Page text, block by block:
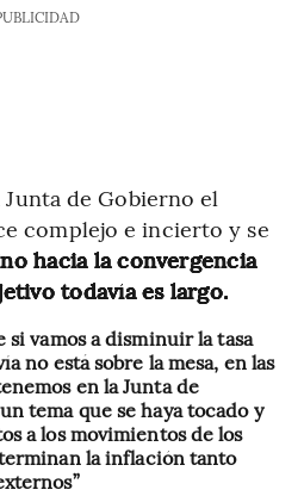
de Gobierno el
complejo e incierto y se
hacia la convergencia
todavía es largo.
si vamos a disminuir la tasa
no está sobre la mesa, en las
en la Junta de
tema que se haya tocado y
a los movimientos de los
la inflación tanto